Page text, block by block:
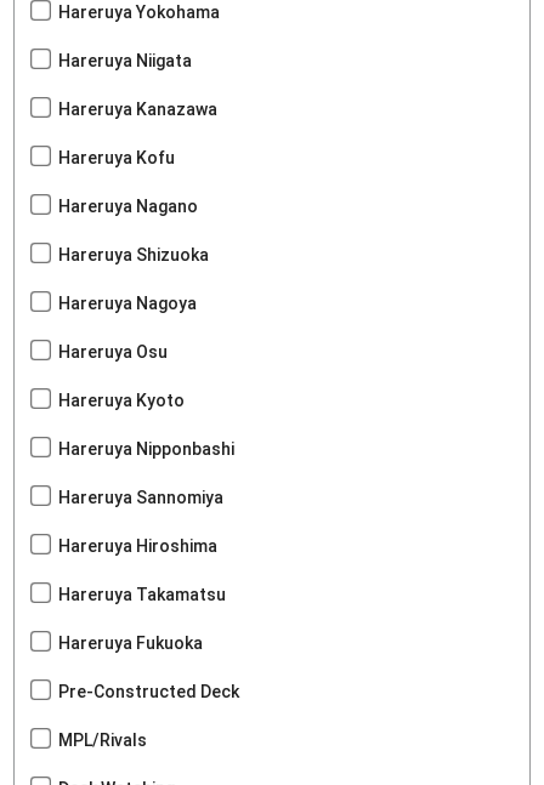
Hareruya Yokohama
Hareruya Niigata
Hareruya Kanazawa
Hareruya Kofu
Hareruya Nagano
Hareruya Shizuoka
Hareruya Nagoya
Hareruya Osu
Hareruya Kyoto
Hareruya Nipponbashi
Hareruya Sannomiya
Hareruya Hiroshima
Hareruya Takamatsu
Hareruya Fukuoka
Pre-Constructed Deck
MPL/Rivals